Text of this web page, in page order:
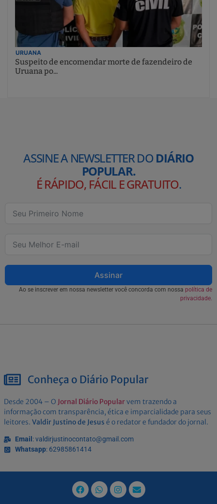
URUANA
Suspeito de encomendar morte de fazendeiro de
Uruana po...
ASSINE A NEWSLETTER DODIÁRIO
POPULAR.
É RÁPIDO, FÁCIL E GRATUITO.
Assinar
Ao se inscrever em nossa newsletter você concorda com nossa política de
privacidade.
Conheça o Diário Popular
Desde 2004 – O Jornal Diário Popularvem trazendo a
informação com transparência, ética e imparcialidade para seus
leitores. Valdir Justino de Jesus é o redator e fundador do jornal.
Email : valdirjustinocontato@gmail.com
Whatsapp: 62985861414